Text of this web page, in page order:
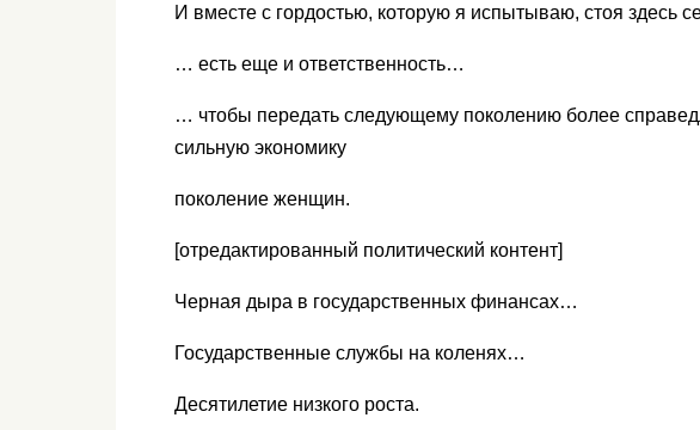
И вместе с гордостью, которую я испытываю, стоя здесь
… есть еще и ответственность…
… чтобы передать следующему поколению более
сильную экономику
поколение женщин.
[отредактированный политический контент]
Черная дыра в государственных финансах…
Государственные службы на коленях…
Десятилетие низкого роста.